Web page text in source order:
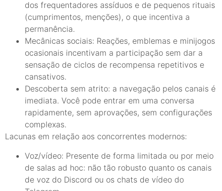
dos frequentadores assíduos e de pequenos rituais
(cumprimentos, menções), o que incentiva a
permanência.
Mecânicas sociais: Reações, emblemas e minijogos
ocasionais incentivam a participação sem dar a
sensação de ciclos de recompensa repetitivos e
cansativos.
Descoberta sem atrito: a navegação pelos canais é
imediata. Você pode entrar em uma conversa
rapidamente, sem aprovações, sem configurações
complexas.
Lacunas em relação aos concorrentes modernos:
Voz/vídeo: Presente de forma limitada ou por meio
de salas ad hoc: não tão robusto quanto os canais
de voz do Discord ou os chats de vídeo do